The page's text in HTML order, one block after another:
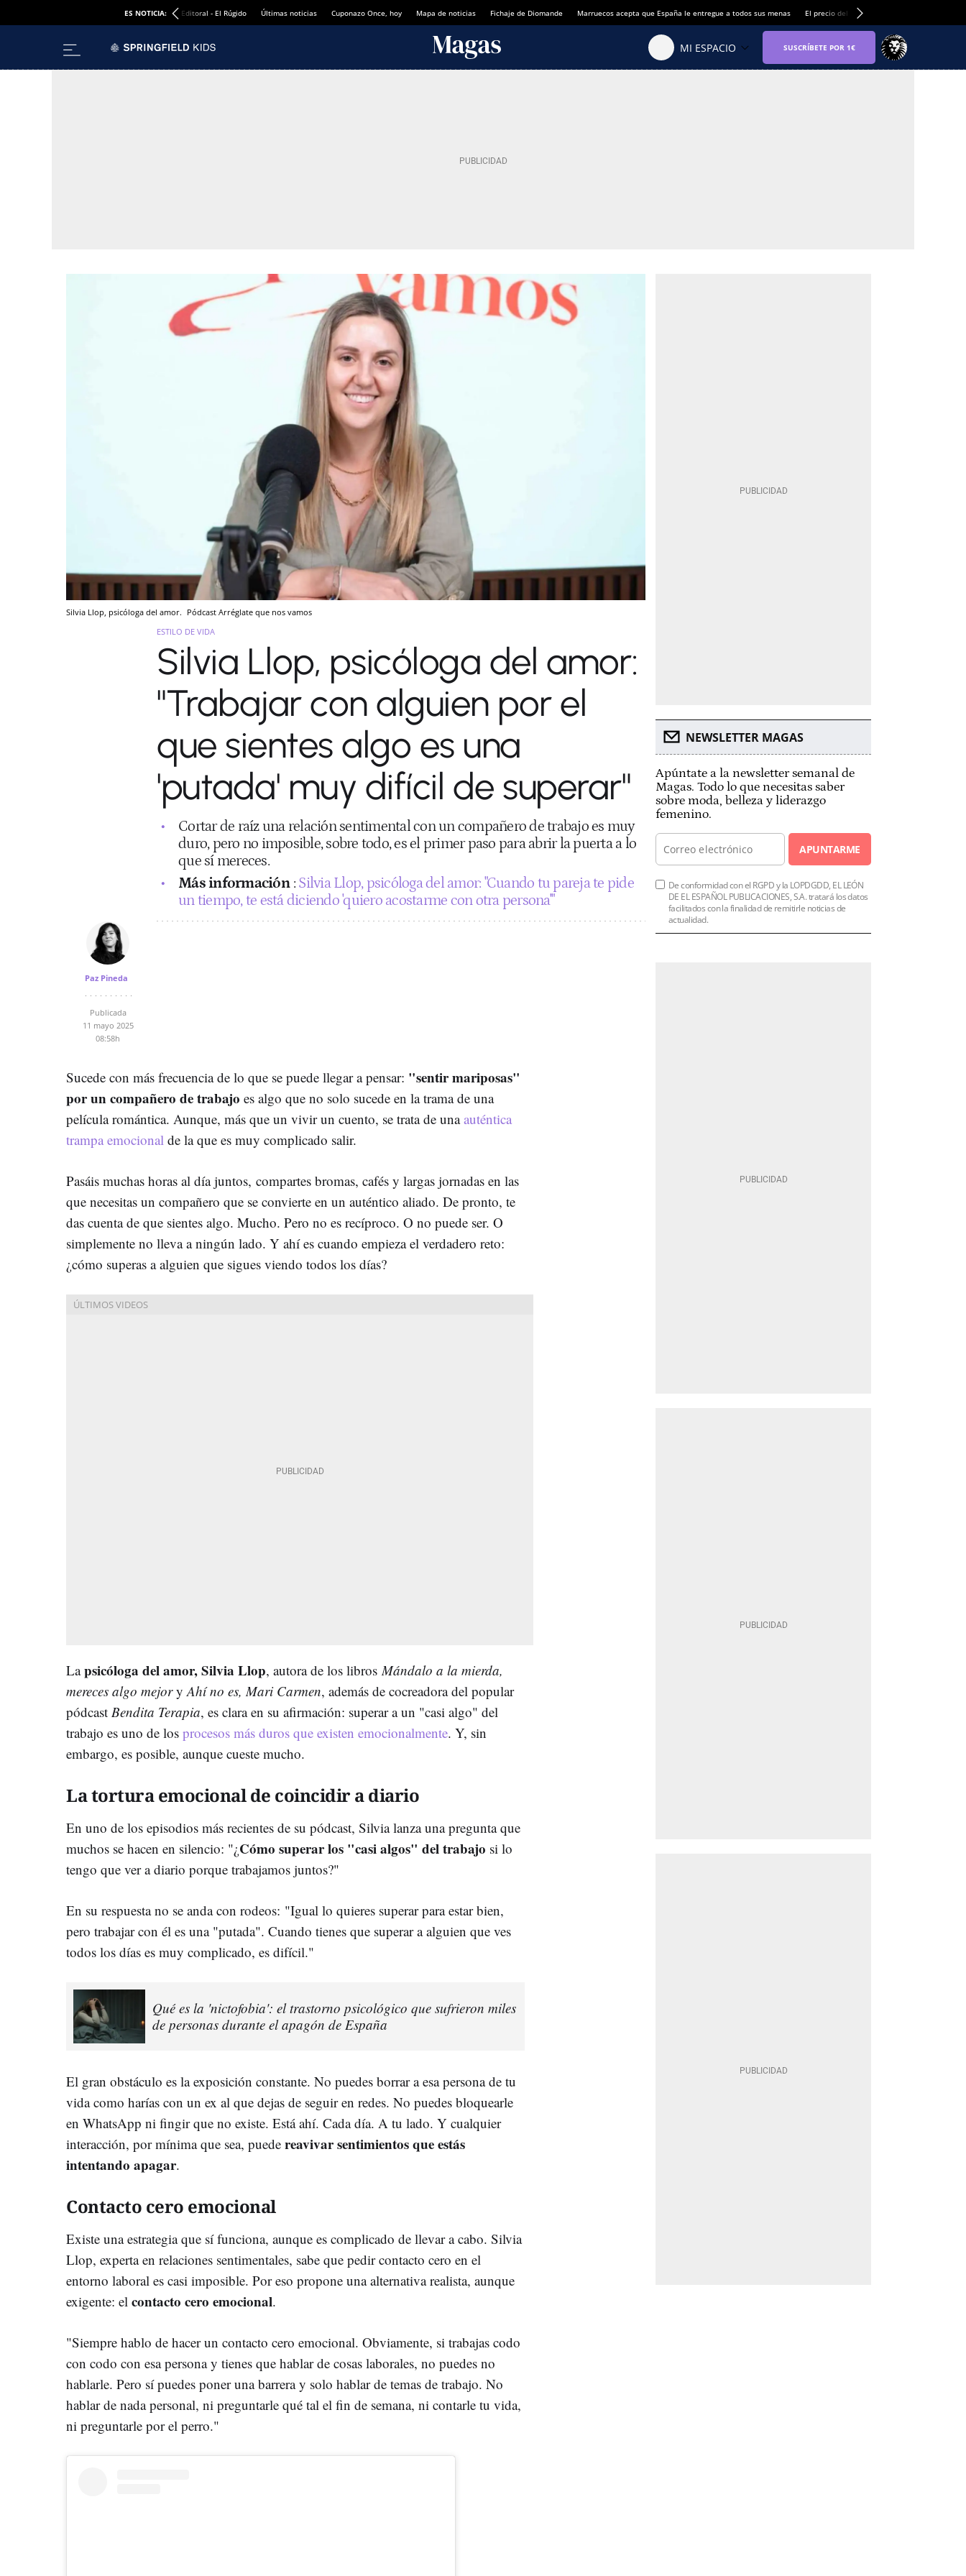
ES NOTICIA: Editoral - El Rúgido Últimas noticias Cuponazo Once, hoy Mapa de noticias Fichaje de Diomande Marruecos acepta que España le entregue a todos sus menas El precio del alquiler de vivienda baja por
Silvia Llop, psicóloga del amor. Pódcast Arréglate que nos vamos
ESTILO DE VIDA
Silvia Llop, psicóloga del amor:
"Trabajar con alguien por el
que sientes algo es una
'putada' muy difícil de superar"
Cortar de raíz una relación sentimental con un compañero de trabajo es muy
duro, pero no imposible, sobre todo, es el primer paso para abrir la puerta a lo
que sí mereces.
Más información : Silvia Llop, psicóloga del amor: "Cuando tu pareja te pide
un tiempo, te está diciendo 'quiero acostarme con otra persona'"
Paz Pineda
Publicada
11 mayo 2025
08:58h
Sucede con más frecuencia de lo que se puede llegar a pensar: "sentir mariposas"
por un compañero de trabajo es algo que no solo sucede en la trama de una
película romántica. Aunque, más que un vivir un cuento, se trata de unaauténtica
trampa emocional de la que es muy complicado salir.
Pasáis muchas horas al día juntos, compartes bromas, cafés y largas jornadas en las
que necesitas un compañero que se convierte en un auténtico aliado. De pronto, te
das cuenta de que sientes algo. Mucho. Pero no es recíproco. O no puede ser. O
simplemente no lleva a ningún lado. Y ahí es cuando empieza el verdadero reto:
¿cómo superas a alguien que sigues viendo todos los días?
Lapsicóloga del amor, Silvia Llop, autora de los libros Mándalo a la mierda,
mereces algo mejory Ahí no es, Mari Carmen, además de cocreadora del popular
pódcast Bendita Terapia, es clara en su afirmación: superar a un "casi algo" del
trabajo es uno de los procesos más duros que existen emocionalmente. Y, sin
embargo, es posible, aunque cueste mucho.
La tortura emocional de coincidir a diario
En uno de los episodios más recientes de su pódcast, Silvia lanza una pregunta que
muchos se hacen en silencio: "¿Cómo superar los "casi algos" del trabajo si lo
tengo que ver a diario porque trabajamos juntos?"
En su respuesta no se anda con rodeos: "Igual lo quieres superar para estar bien,
pero trabajar con él es una "putada". Cuando tienes que superar a alguien que ves
todos los días es muy complicado, es difícil."
Qué es la 'nictofobia': el trastorno psicológico que sufrieron miles
de personas durante el apagón de España
El gran obstáculo es la exposición constante. No puedes borrar a esa persona de tu
vida como harías con un ex al que dejas de seguir en redes. No puedes bloquearle
en WhatsApp ni fingir que no existe. Está ahí. Cada día. A tu lado. Y cualquier
interacción, por mínima que sea, puede reavivar sentimientos que estás
intentando apagar.
Contacto cero emocional
Existe una estrategia que sí funciona, aunque es complicado de llevar a cabo. Silvia
Llop, experta en relaciones sentimentales, sabe que pedir contacto cero en el
entorno laboral es casi imposible. Por eso propone una alternativa realista, aunque
exigente: el contacto cero emocional.
"Siempre hablo de hacer un contacto cero emocional. Obviamente, si trabajas codo
con codo con esa persona y tienes que hablar de cosas laborales, no puedes no
hablarle. Pero sí puedes poner una barrera y solo hablar de temas de trabajo. No
hablar de nada personal, ni preguntarle qué tal el fin de semana, ni contarle tu vida,
ni preguntarle por el perro."
NEWSLETTER MAGAS
Apúntate a la newsletter semanal de
Magas. Todo lo que necesitas saber
sobre moda, belleza y liderazgo
femenino.
APUNTARME
De conformidad con el RGPD y la LOPDGDD, EL LEÓN
DE EL ESPAÑOL PUBLICACIONES, S.A. tratará los datos
facilitados con la finalidad de remitirle noticias de
actualidad.